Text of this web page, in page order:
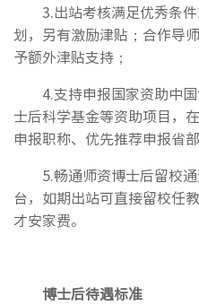
3.出站考核满足优秀条
划，另有激励津贴；合作导
予额外津贴支持；
4.支持申报国家资助中
士后科学基金等资助项目，
申报职称、优先推荐申报省
5.畅通师资博士后留校
台，如期出站可直接留校任
才安家费。
博士后待遇标准